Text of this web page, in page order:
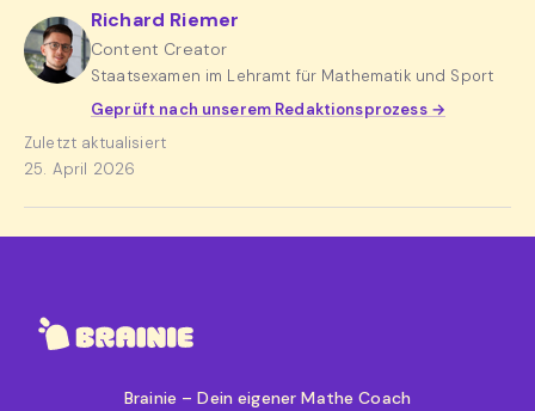
Richard Riemer
Content Creator
Staatsexamen im Lehramt für Mathematik und Sport
Geprüft nach unserem Redaktionsprozess →
Zuletzt aktualisiert
25. April 2026
Brainie – Dein eigener Mathe Coach